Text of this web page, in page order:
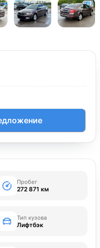
Пробег
272 871 км
Тип кузова
Лифтбэк